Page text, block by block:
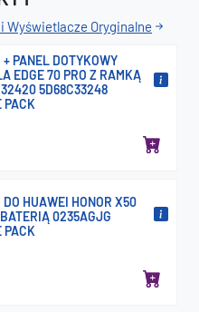
Oryginalne
PANEL DOTYKOWY
EDGE 70 PRO Z RAMKĄ
5D68C33248
PACK
HUAWEI HONOR X50
0235AGJG
PACK